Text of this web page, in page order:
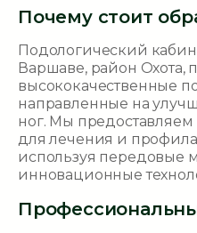
Почему стоит
Подологический
Варшаве, район Охота,
высококачественные
направленные на
ног. Мы
для лечения и
используя передовые
инновационные